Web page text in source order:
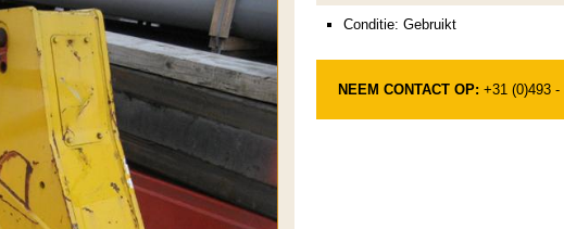
Conditie: Gebruikt
NEEM CONTACT OP: +31 (0)493 -